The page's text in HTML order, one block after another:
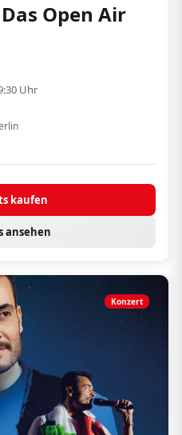
Open Air
Uhr
kaufen
ansehen
Konzert